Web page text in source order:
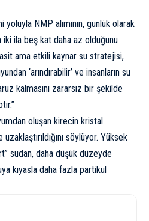
yoluyla NMP alımının, günlük olarak
iki ila beş kat daha az olduğunu
ama etkili kaynar su stratejisi,
‘arındırabilir’ ve insanların su
kalmasını zararsız bir şekilde
oluşan kirecin kristal
söylüyor. Yüksek
sudan, daha düşük düzeyde
kıyasla daha fazla partikül